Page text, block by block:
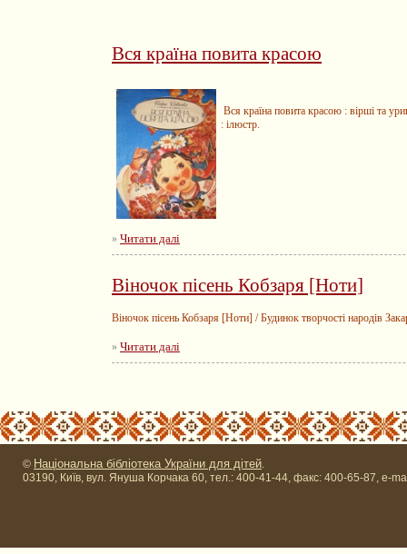
Вся країна повита красою
Вся країна повита красою : вірші та
: ілюстр.
» Читати далі
Віночок пісень Кобзаря [Ноти]
Віночок пісень Кобзаря [Ноти] / Будинок творчості народів
» Читати далі
© Національна бібліотека України для дітей.
03190, Київ, вул. Януша Корчака 60, тел.: 400-41-44, факс: 400-65-87, e-